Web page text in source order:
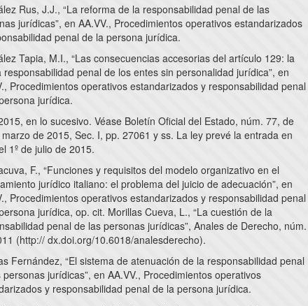
Rus, J.J., “La reforma de la responsabilidad penal de las
jurídicas”, en AA.VV., Procedimientos operativos estandarizados
penal de la persona jurídica.
Tapia, M.I., “Las consecuencias accesorias del artículo 129: la
responsabilidad penal de los entes sin personalidad jurídica”, en
Procedimientos operativos estandarizados y responsabilidad penal
jurídica.
en lo sucesivo. Véase Boletín Oficial del Estado, núm. 77, de
de 2015, Sec. I, pp. 27061 y ss. La ley prevé la entrada en
1º de julio de 2015.
F., “Funciones y requisitos del modelo organizativo en el
jurídico italiano: el problema del juicio de adecuación”, en
Procedimientos operativos estandarizados y responsabilidad penal
jurídica, op. cit. Morillas Cueva, L., “La cuestión de la
penal de las personas jurídicas”, Anales de Derecho, núm.
(http:// dx.doi.org/10.6018/analesderecho).
Fernández, “El sistema de atenuación de la responsabilidad penal
personas jurídicas”, en AA.VV., Procedimientos operativos
y responsabilidad penal de la persona jurídica.